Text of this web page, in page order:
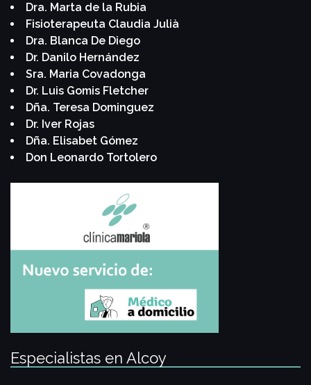
Dra. Marta de la Rubia
Fisioterapeuta Claudia Julià
Dra. Blanca De Diego
Dr. Danilo Hernández
Sra. Maria Covadonga
Dr. Luis Gomis Fletcher
Dña. Teresa Dominguez
Dr. Iver Rojas
Dña. Elisabet Gómez
Don Leonardo Tortolero
Especialistas en Alcoy